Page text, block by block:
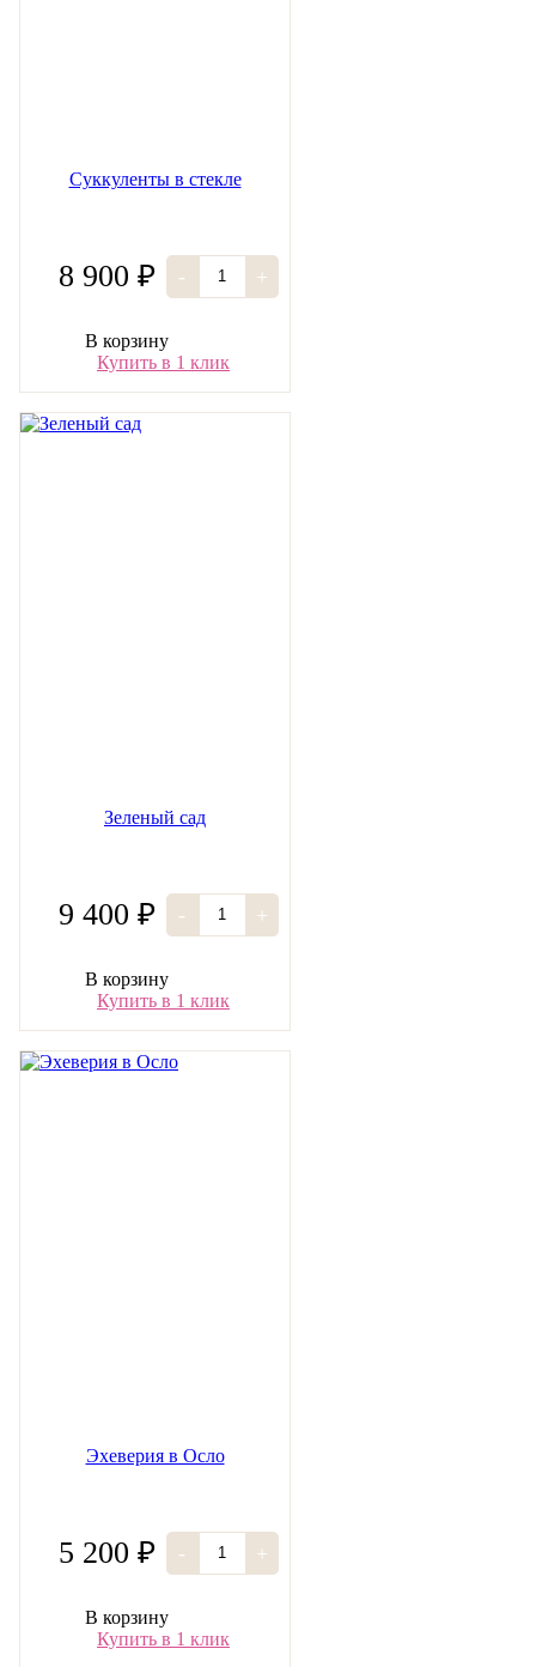
Суккуленты в стекле
8 900 ₽ - +
В корзину
Купить в 1 клик
Зеленый сад
9 400 ₽ - +
В корзину
Купить в 1 клик
Эхеверия в Осло
5 200 ₽ - +
В корзину
Купить в 1 клик